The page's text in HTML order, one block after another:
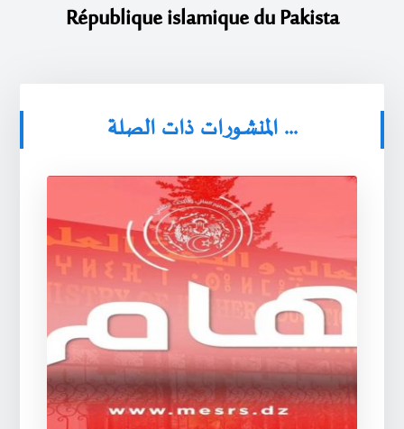
République islamique du Pakista
المنشورات ذات الصلة ...